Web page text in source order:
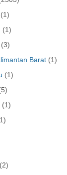
(1)
(1)
(3)
Barat (1)
(1)
(1)
(2)